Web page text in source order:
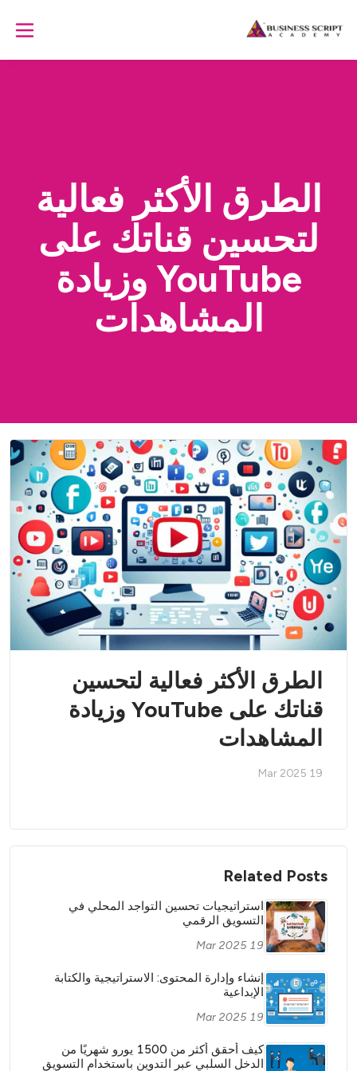
الطرق الأكثر فعالية
لتحسين قناتك على
YouTube وزيادة
المشاهدات
الطرق الأكثر فعالية لتحسين
قناتك على YouTube وزيادة
المشاهدات
19 Mar 2025
Related Posts
استراتيجيات تحسين التواجد المحلي في
التسويق الرقمي
19 Mar 2025
إنشاء وإدارة المحتوى: الاستراتيجية والكتابة
الإبداعية
19 Mar 2025
كيف أحقق أكثر من 1500 يورو شهريًا من
الدخل السلبي عبر التدوين باستخدام التسويق